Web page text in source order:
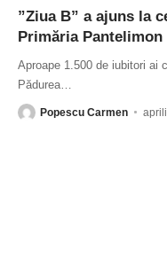
”Ziua B” a ajuns la
Primăria Pantelimon
Aproape 1.500 de iubitori ai
Pădurea
Popescu Carmen